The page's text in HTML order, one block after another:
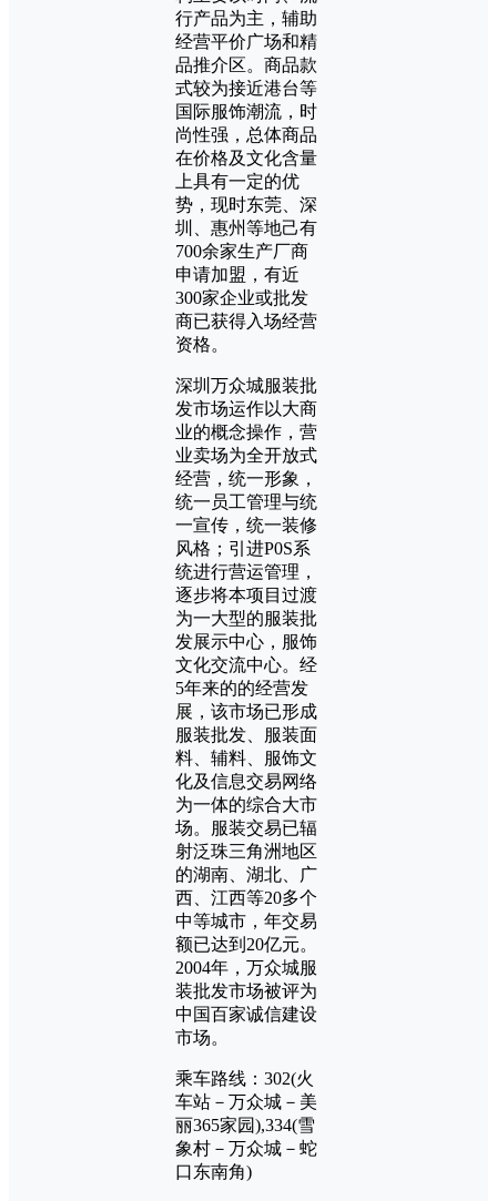
行产品为主，辅助
经营平价广场和精
品推介区。商品款
式较为接近港台等
国际服饰潮流，时
尚性强，总体商品
在价格及文化含量
上具有一定的优
势，现时东莞、深
圳、惠州等地己有
700余家生产厂商
申请加盟，有近
300家企业或批发
商已获得入场经营
资格。
深圳万众城服装批
发市场运作以大商
业的概念操作，营
业卖场为全开放式
经营，统一形象，
统一员工管理与统
一宣传，统一装修
风格；引进P0S系
统进行营运管理，
逐步将本项目过渡
为一大型的服装批
发展示中心，服饰
文化交流中心。经
5年来的的经营发
展，该市场已形成
服装批发、服装面
料、辅料、服饰文
化及信息交易网络
为一体的综合大市
场。服装交易已辐
射泛珠三角洲地区
的湖南、湖北、广
西、江西等20多个
中等城市，年交易
额已达到20亿元。
2004年，万众城服
装批发市场被评为
中国百家诚信建设
市场。
乘车路线：302(火
车站－万众城－美
丽365家园),334(雪
象村－万众城－蛇
口东南角)